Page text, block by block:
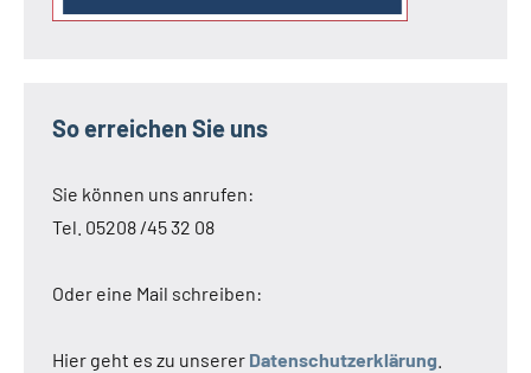
So erreichen Sie uns
Sie können uns anrufen:
Tel. 05208 /45 32 08
Oder eine Mail schreiben:
Hier geht es zu unserer Datenschutzerklärung